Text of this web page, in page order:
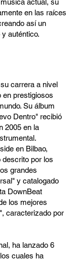
actual, su
en las raíces
así un
auténtico.
carrera a nivel
en prestigiosos
Su álbum
Dentro" recibió
2005 en la
en Bilbao,
descrito por los
grandes
y catalogado
DownBeat
los mejores
caracterizado por
ha lanzado 6
cuales ha